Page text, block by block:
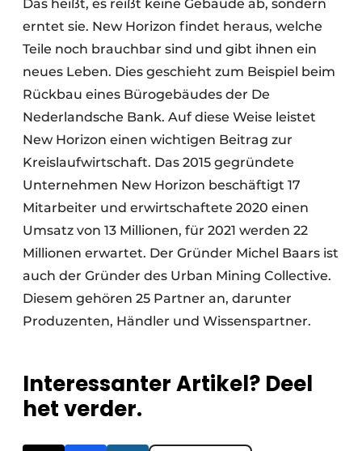
Das heißt, es reißt keine Gebäude ab, sondern
erntet sie. New Horizon findet heraus, welche
Teile noch brauchbar sind und gibt ihnen ein
neues Leben. Dies geschieht zum Beispiel beim
Rückbau eines Bürogebäudes der De
Nederlandsche Bank. Auf diese Weise leistet
New Horizon einen wichtigen Beitrag zur
Kreislaufwirtschaft. Das 2015 gegründete
Unternehmen New Horizon beschäftigt 17
Mitarbeiter und erwirtschaftete 2020 einen
Umsatz von 13 Millionen, für 2021 werden 22
Millionen erwartet. Der Gründer Michel Baars ist
auch der Gründer des Urban Mining Collective.
Diesem gehören 25 Partner an, darunter
Produzenten, Händler und Wissenspartner.
Interessanter Artikel? Deel
het verder.